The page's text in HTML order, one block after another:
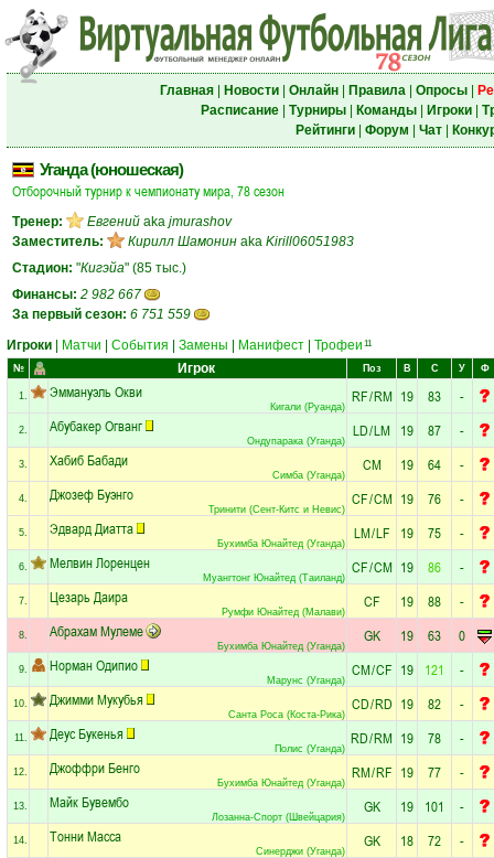
Главная| Новости| Онлайн| Правила| Опросы|
Расписание| Турниры| Команды| Игроки|
Рейтинги| Форум Чат|
Уганда (юношеская)
Отборочный турнир к чемпионату мира, 78 сезон
Тренер: Евгений aka jmurashov
Заместитель:
Кирилл Шамонин aka Kirill06051983
Стадион: "Кигэйа" (85 тыс.)
Финансы: 2 982 667
За первый сезон: 6 751 559
Игроки
Матчи События Замены Манифест Трофеи 11
№ Игрок Поз В С У Ф
1. Эммануэль Окви
Кигали (Руанда)
RF/RM 19 83 -
2. Абубакер Огванг
Ондупарака (Уганда)
LD/LM 19 87 -
3. Хабиб Бабади
Симба (Уганда)
CM 19 64 -
4. Джозеф Буэнго
Тринити (Сент-Китс и Невис)
CF/CM 19 76 -
5. Эдвард Диатта
Бухимба Юнайтед (Уганда)
LM/LF 19 75 -
6. Мелвин Лоренцен
Муангтонг Юнайтед (Таиланд)
CF/CM 19 86 -
7. Цезарь Даира
Румфи Юнайтед (Малави)
CF 19 88 -
8. Абрахам Мулеме
Бухимба Юнайтед (Уганда)
GK 19 63 0
9. Норман Одипио
Марунс (Уганда)
CM/CF 19 121 -
10. Джимми Мукубья
Санта Роса (Коста-Рика)
CD/RD 19 82 -
11. Деус Букенья
Полис (Уганда)
RD/RM 19 78 -
12. Джоффри Бенго
Бухимба Юнайтед (Уганда)
RM/RF 19 77 -
13. Майк Бувембо
Лозанна-Спорт (Швейцария)
GK 19 101 -
14. Тонни Масса
Синерджи (Уганда)
GK 18 72 -